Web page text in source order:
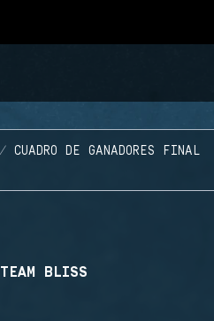
CUADRO DE GANADORES FINAL
TEAM BLISS